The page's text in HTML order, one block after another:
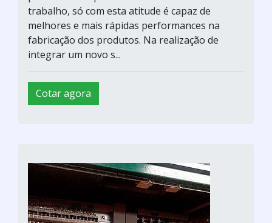
trabalho, só com esta atitude é capaz de
melhores e mais rápidas performances na
fabricação dos produtos. Na realização de
integrar um novo s...
Cotar agora